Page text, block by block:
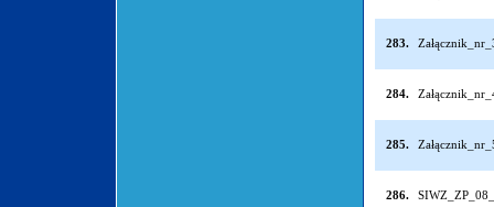
283.
284.
285.
286.